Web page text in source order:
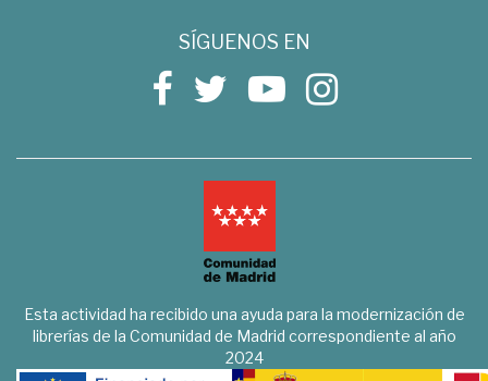
SÍGUENOS EN
Esta actividad ha recibido una ayuda para la modernización de
librerías de la Comunidad de Madrid correspondiente al año
2024